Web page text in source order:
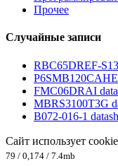
Прочее
Случайные записи
RBC65DREF-S13
FMC06DRAI
MBRS3100T3G
B072-016-1
Сайт использует
79 / 0,174 / 7.4mb